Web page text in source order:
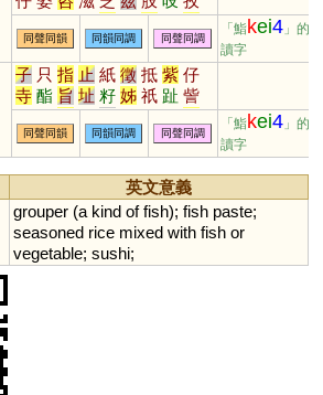
觜 恣 訾 輜 淄 齎 貲 蜘 祗
梔 鯔 砥 泜 髭 緇 齜 孳 榰
甾 鎡 鼒 菑 錙 呲 嵫 卮 孖
觶 㞢 葘 䊷 𢆶 栺 秖 栥 疧 疻
齍 鳷 鄑 搘 椥 偨 袛 胑 粢
胾 澬 汥 崰 璾 椔 蒫 紎 秪
秶 臸 鈭 鶅 衼 趑 胝 諮 玆
同聲同韻 同韻同調 同聲同調
「鮨kei4 」的異
讀字
子 只 指 止 紙 徵 抵 紫 仔
寺 酯 旨 址 籽 姊 祇 趾 訾
軹 梓 祗 咫 祉 芷 滓 砥 秭
沚 耔 茞 茈 坁 黹 畤 厎 扺
阯 泲 呰 恉 胏 疻 笫 訿 芓
秖 坻 栺 汦 淽 吇 杍 矷 藢
釨 枳 衹
同聲同韻 同韻同調 同聲同調
「鮨kei4 」的異
讀字
英文意義
grouper(a kind of fish); fish paste;
seasoned rice mixed with fish or
vegetable; sushi;